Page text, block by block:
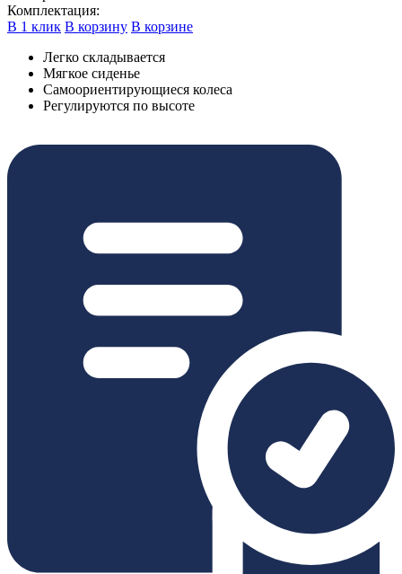
Комплектация:
В 1 клик В корзину В корзине
Легко складывается
Мягкое сиденье
Самоориентирующиеся колеса
Регулируются по высоте